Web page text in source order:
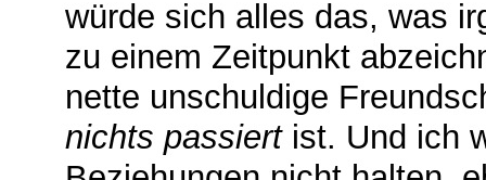
würde sich alles das, was
zu einem Zeitpunkt
nette unschuldige
nichts passiertist. Und ich